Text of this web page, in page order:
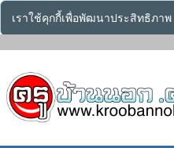
เราใช้คุกกี้เพื่อพัฒนาประสิทธิภา